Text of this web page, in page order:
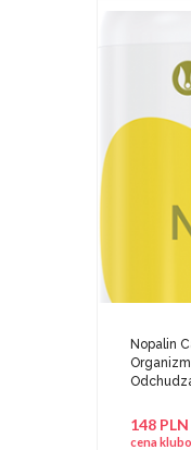
Nopalin
148 PLN
cena